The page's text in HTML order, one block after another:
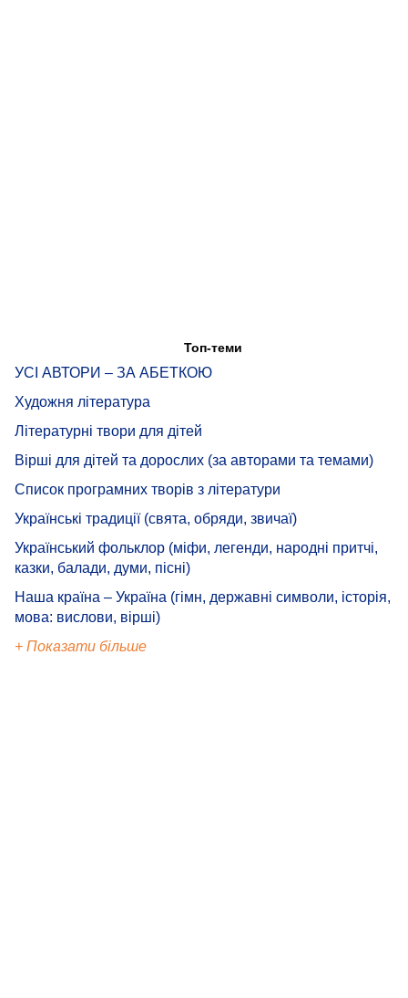
Топ-теми
УСІ АВТОРИ – ЗА АБЕТКОЮ
Художня література
Літературні твори для дітей
Вірші для дітей та дорослих (за авторами та темами)
Список програмних творів з літератури
Українські традиції (свята, обряди, звичаї)
Український фольклор (міфи, легенди, народні притчі,
казки, балади, думи, пісні)
Наша країна – Україна (гімн, державні символи, історія,
мова: вислови, вірші)
+ Показати більше